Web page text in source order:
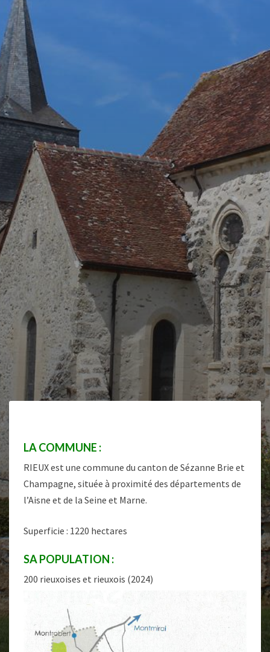
LA COMMUNE :
RIEUX est une commune du canton de Sézanne Brie et
Champagne, située à proximité des départements de
l’Aisne et de la Seine et Marne.
Superficie : 1220 hectares
SA POPULATION :
200 rieuxoises et rieuxois (2024)